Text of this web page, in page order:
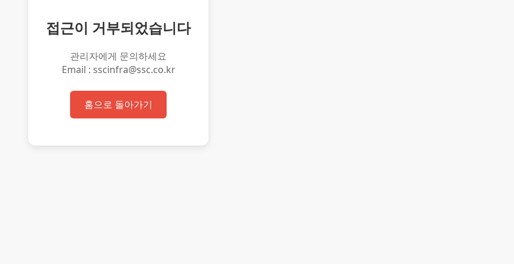
접근이 거부되었습니다
관리자에게 문의하세요
Email : sscinfra@ssc.co.kr
홈으로 돌아가기